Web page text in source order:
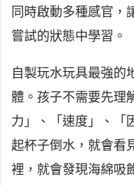
同時啟動多種感官，
嘗試的狀態中學習。
自製玩水玩具最強的
體。孩子不需要先理
力」、「速度」、「
起杯子倒水，就會看
裡，就會發現海綿吸